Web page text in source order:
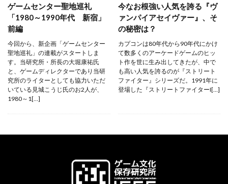
ゲームセンター聖地巡礼
「1980～1990年代 新宿」
前編
今回から、新企画「ゲームセンター
聖地巡礼」の連載がスタートしま
す。当研究所・所長の大堀康祐氏
と、ゲームディレクターであり当研
究所のライターとしても協力いただ
いている見城こうじ氏のお2人が、
1980～1[…]
今なお根強い人気を誇る『ヴ
ァンパイアセイヴァー』、そ
の秘密は？
カプコンは80年代から90年代にかけ
て数多くのアーケードゲームのヒッ
ト作を世に生み出してきたが、中で
も高い人気を誇るのが『ストリート
ファイター』シリーズだ。1991年に
登場した『ストリートファイターI[…]